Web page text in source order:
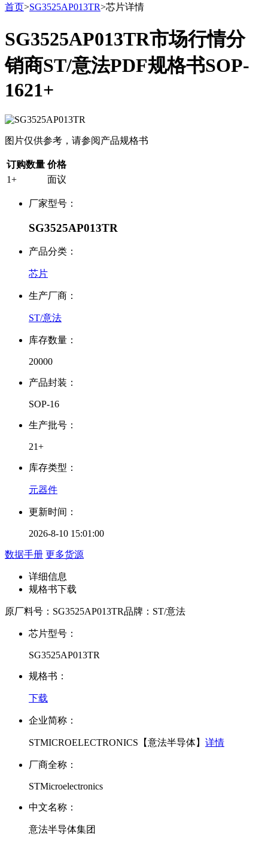
首页>SG3525AP013TR>芯片详情
SG3525AP013TR市场行情分
销商ST/意法PDF规格书SOP-
1621+
图片仅供参考，请参阅产品规格书
订购数量 价格
1+
面议
厂家型号：
SG3525AP013TR
产品分类：
芯片
生产厂商：
ST/意法
库存数量：
20000
产品封装：
SOP-16
生产批号：
21+
库存类型：
元器件
更新时间：
2026-8-10 15:01:00
数据手册 更多货源
详细信息
规格书下载
原厂料号： SG3525AP013TR品牌： ST/意法
芯片型号：
SG3525AP013TR
规格书：
下载
企业简称：
STMICROELECTRONICS【意法半导体】 详情
厂商全称：
STMicroelectronics
中文名称：
意法半导体集团